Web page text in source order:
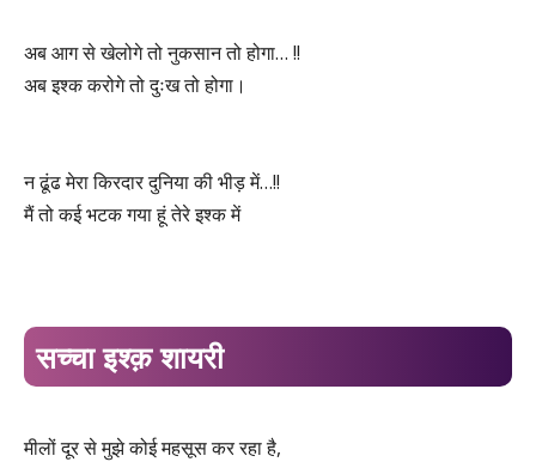
अब आग से खेलोगे तो नुकसान तो होगा… !!
अब इश्क करोगे तो दुःख तो होगा।
न ढूंढ मेरा किरदार दुनिया की भीड़ में…!!
मैं तो कई भटक गया हूं तेरे इश्क में
सच्चा इश्क़ शायरी
मीलों दूर से मुझे कोई महसूस कर रहा है,